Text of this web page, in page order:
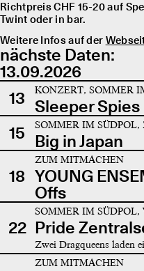
Richtpreis CHF 15-20 auf
Twint oder in bar.
Weitere Infos auf der
nächste Daten:
13.09.2026
13
KONZERT, SOMMER
Sleeper Spies
15
SOMMER IM
Big in Japan
18
ZUM MITMACHEN
YOUNG
Offs
22
SOMMER IM SÜDPOL,
Pride
Zwei Dragqueens laden
ZUM MITMACHEN